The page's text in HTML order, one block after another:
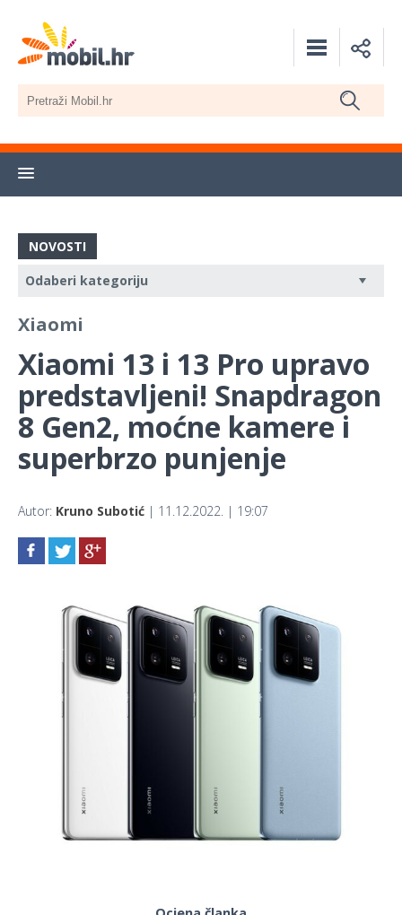
NOVOSTI
Xiaomi
Xiaomi 13 i 13 Pro upravo
predstavljeni! Snapdragon
8 Gen2, moćne kamere i
superbrzo punjenje
Autor: Kruno Subotić | 11.12.2022. | 19:07